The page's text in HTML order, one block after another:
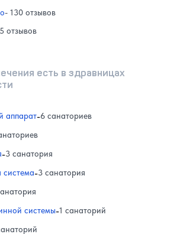
- 130 отзывов
отзывов
есть в здравницах
аппарат-6 санаториев
-3 санатория
система-3 санатория
системы-1 санаторий